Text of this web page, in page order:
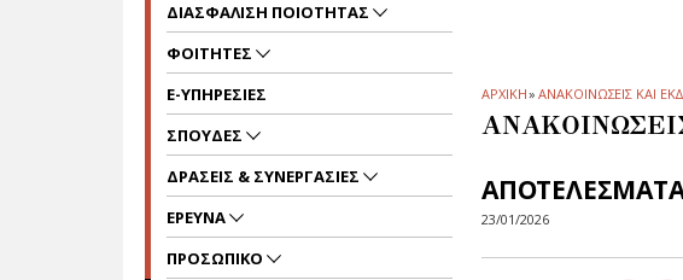
ΑΡΧΙΚΗ» ΑΝΑΚΟΙΝΩΣΕΙΣ ΚΑΙ
23/01/2026
ΔΙΑΣΦΑΛΙΣΗ ΠΟΙΟΤΗΤΑΣ
ΦΟΙΤΗΤΕΣ
E-ΥΠΗΡΕΣΙΕΣ
ΣΠΟΥΔΕΣ
ΔΡΑΣΕΙΣ & ΣΥΝΕΡΓΑΣΙΕΣ
ΕΡΕΥΝΑ
ΠΡΟΣΩΠΙΚΟ